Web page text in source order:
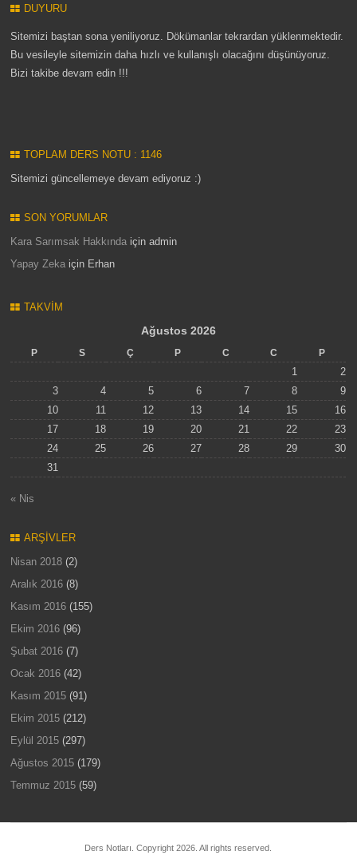
DUYURU
Sitemizi baştan sona yeniliyoruz. Dökümanlar tekrardan yüklenmektedir.
Bu vesileyle sitemizin daha hızlı ve kullanışlı olacağını düşünüyoruz.
Bizi takibe devam edin !!!
TOPLAM DERS NOTU : 1146
Sitemizi güncellemeye devam ediyoruz :)
SON YORUMLAR
Kara Sarımsak Hakkında içinadmin
Yapay Zeka için Erhan
TAKVIM
Ağustos 2026
P S Ç P C C P
1
2
3
4 5 6 7 8
9
10
11 12 13 14 15
16
17
18 19 20 21 22
23
24
25 26 27 28 29
30
31
« Nis
ARŞIVLER
Nisan 2018 (2)
Aralık 2016 (8)
Kasım 2016 (155)
Ekim 2016 (96)
Şubat 2016 (7)
Ocak 2016 (42)
Kasım 2015 (91)
Ekim 2015 (212)
Eylül 2015 (297)
Ağustos 2015 (179)
Temmuz 2015 (59)
Ders Notları. Copyright 2026. All rights reserved.